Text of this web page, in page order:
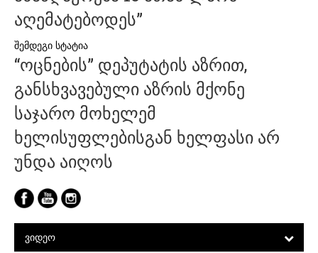
აღემატებოდეს”
“ოცნების” დეპუტატის აზრით,
განსხვავებული აზრის მქონე
საჯარო მოხელემ
ხელისუფლებისგან ხელფასი არ
უნდა აიღოს
ᲕᲘᲓᲔᲝ